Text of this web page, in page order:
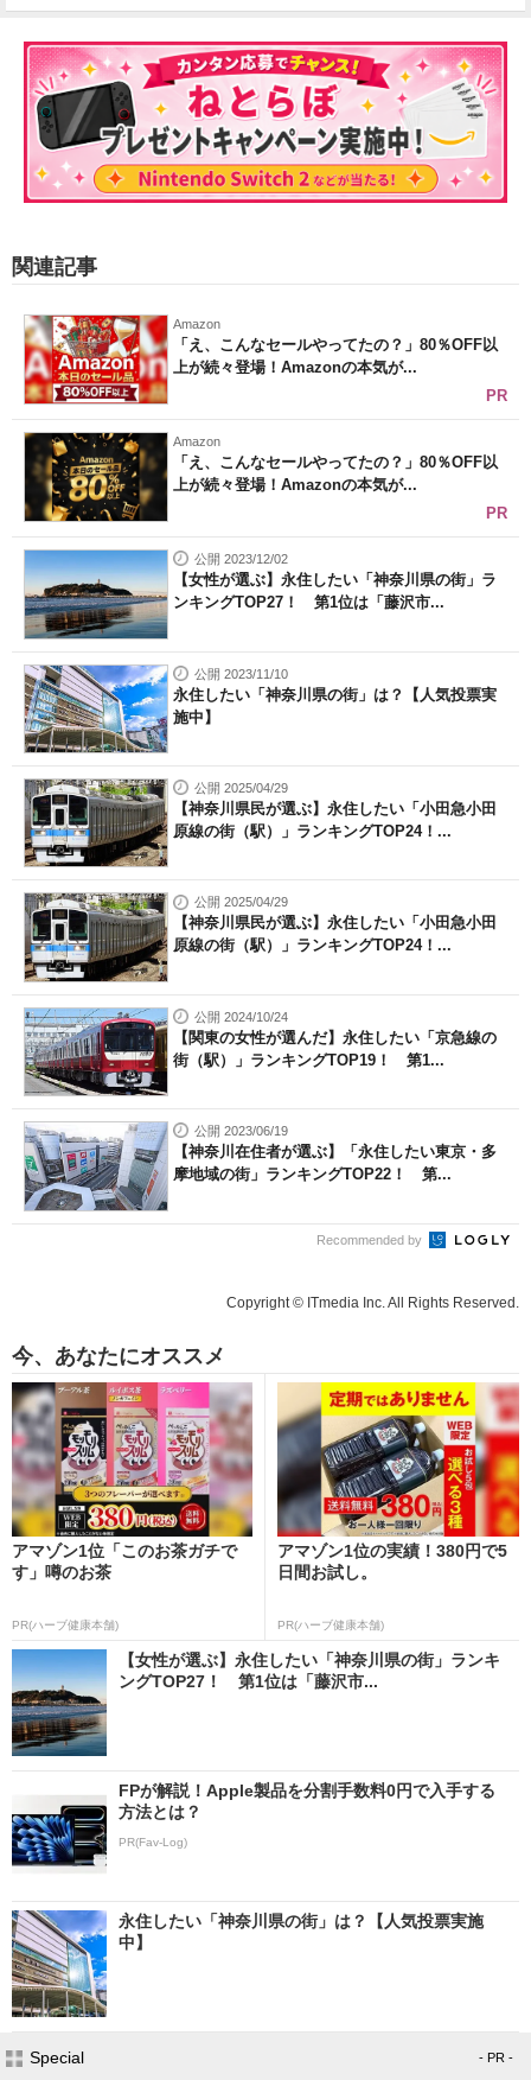
関連記事
Amazon
「え、こんなセールやってたの？」80％OFF以
上が続々登場！Amazonの本気が...
PR
Amazon
「え、こんなセールやってたの？」80％OFF以
上が続々登場！Amazonの本気が...
PR
公開 2023/12/02
【女性が選ぶ】永住したい「神奈川県の街」ラ
ンキングTOP27！ 第1位は「藤沢市...
公開 2023/11/10
永住したい「神奈川県の街」は？【人気投票実
施中】
公開 2025/04/29
【神奈川県民が選ぶ】永住したい「小田急小田
原線の街（駅）」ランキングTOP24！...
公開 2025/04/29
【神奈川県民が選ぶ】永住したい「小田急小田
原線の街（駅）」ランキングTOP24！...
公開 2024/10/24
【関東の女性が選んだ】永住したい「京急線の
街（駅）」ランキングTOP19！ 第1...
公開 2023/06/19
【神奈川在住者が選ぶ】「永住したい東京・多
摩地域の街」ランキングTOP22！ 第...
Recommended by
Copyright © ITmedia Inc. All Rights Reserved.
今、あなたにオススメ
アマゾン1位「このお茶ガチで
す」噂のお茶
PR(ハーブ健康本舗)
アマゾン1位の実績！380円で5
日間お試し。
PR(ハーブ健康本舗)
【女性が選ぶ】永住したい「神奈川県の街」ランキ
ングTOP27！ 第1位は「藤沢市...
FPが解説！Apple製品を分割手数料0円で入手する
方法とは？
PR(Fav-Log)
永住したい「神奈川県の街」は？【人気投票実施
中】
Special - PR -